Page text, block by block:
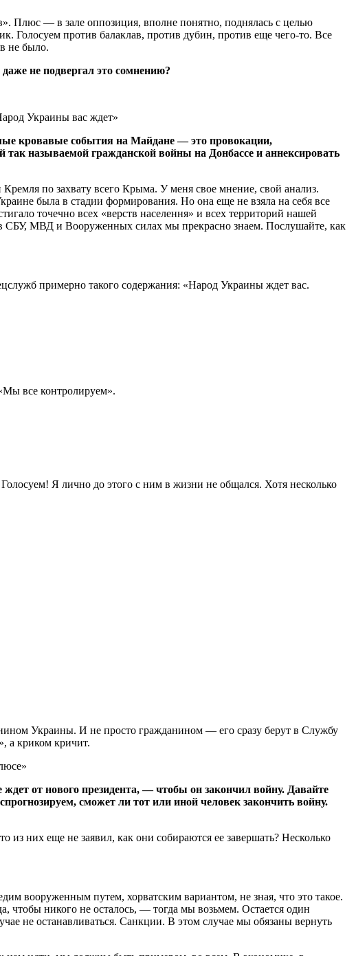
Плюс — в зале оппозиция, вполне понятно, поднялась с целью
Голосуем против балаклав, против дубин, против еще чего-то. Все
не было.
не подвергал это сомнению?
Украины вас ждет»
кровавые события на Майдане — это провокации,
называемой гражданской войны на Донбассе и аннексировать
по захвату всего Крыма. У меня свое мнение, свой анализ.
была в стадии формирования. Но она еще не взяла на себя все
точечно всех «верств населення» и всех территорий нашей
СБУ, МВД и Вооруженных силах мы прекрасно знаем. Послушайте, как
примерно такого содержания: «Народ Украины ждет вас.
все контролируем».
Я лично до этого с ним в жизни не общался. Хотя несколько
Украины. И не просто гражданином — его сразу берут в Службу
а криком кричит.
от нового президента, — чтобы он закончил войну. Давайте
сможет ли тот или иной человек закончить войну.
них еще не заявил, как они собираются ее завершать? Несколько
вооруженным путем, хорватским вариантом, не зная, что это такое.
чтобы никого не осталось, — тогда мы возьмем. Остается один
не останавливаться. Санкции. В этом случае мы обязаны вернуть